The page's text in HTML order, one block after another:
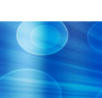
to
content